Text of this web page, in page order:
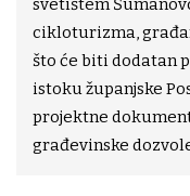
svetištem
cikloturizma,
što će biti dodatan
istoku županjske
projektne
građevinske